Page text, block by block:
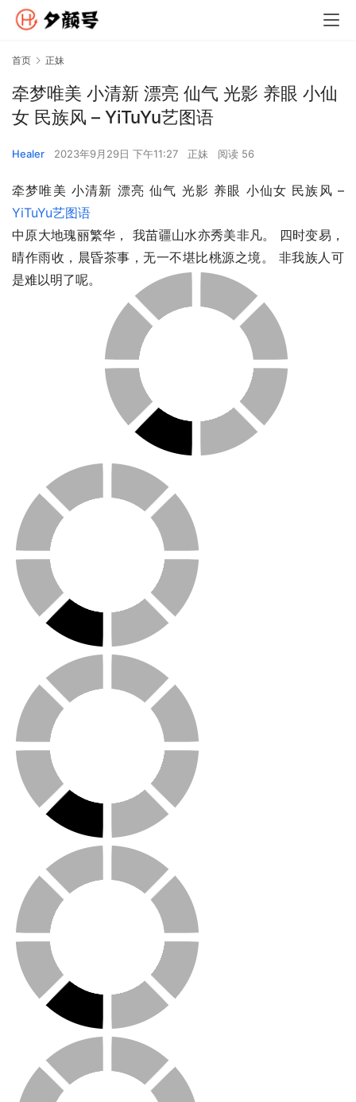
首页 正妹
牵梦唯美 小清新 漂亮 仙气 光影 养眼 小仙
女 民族风 – YiTuYu艺图语
Healer 2023年9月29日 下午11:27 正妹 阅读 56
YiTuYu艺图语
中原大地瑰丽繁华， 我苗疆山水亦秀美非凡。 四时变易，
晴作雨收，晨昏茶事，无一不堪比桃源之境。 非我族人可
是难以明了呢。